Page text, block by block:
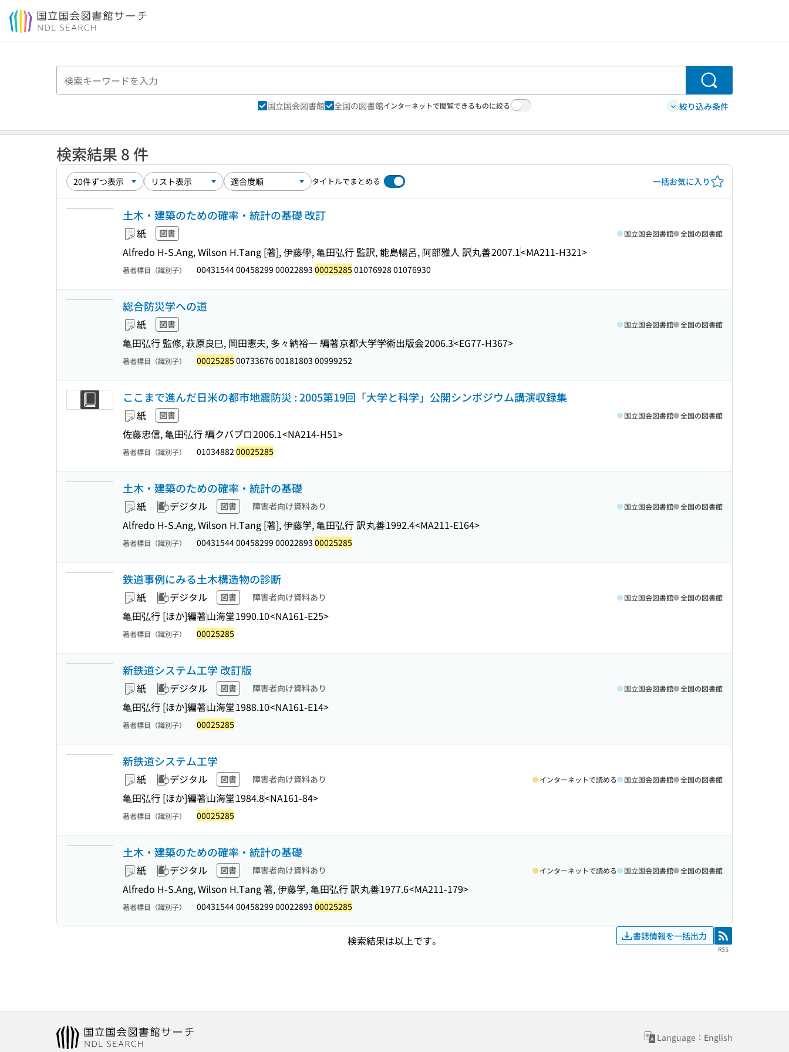
本文へ移動
検索
国立国会図書館 全国の図書館インターネットで閲覧できるものに絞る 絞り込み条件
検索結果 8 件
タイトルでまとめる 一括お気に入り
土木・建築のための確率・統計の基礎 改訂
紙 図書
Alfredo H-S.Ang, Wilson H.Tang [著], 伊藤學, 亀田弘行 監訳, 能島暢呂, 阿部雅人 訳丸善2007.1<MA211-H321>
国立国会図書館 全国の図書館
著者標目（識別子） 00431544 00458299 00022893 00025285 01076928 01076930
総合防災学への道
紙 図書
亀田弘行 監修, 萩原良巳, 岡田憲夫, 多々納裕一 編著京都大学学術出版会2006.3<EG77-H367>
国立国会図書館 全国の図書館
著者標目（識別子） 00025285 00733676 00181803 00999252
ここまで進んだ日米の都市地震防災 : 2005第19回「大学と科学」公開シンポジウム講演収録集
紙 図書
佐藤忠信, 亀田弘行 編クバプロ2006.1<NA214-H51>
国立国会図書館 全国の図書館
著者標目（識別子） 01034882 00025285
土木・建築のための確率・統計の基礎
紙 デジタル 図書 障害者向け資料あり
Alfredo H-S.Ang, Wilson H.Tang [著], 伊藤学, 亀田弘行 訳丸善1992.4<MA211-E164>
国立国会図書館 全国の図書館
著者標目（識別子） 00431544 00458299 00022893 00025285
鉄道事例にみる土木構造物の診断
紙 デジタル 図書 障害者向け資料あり
亀田弘行 [ほか]編著山海堂1990.10<NA161-E25>
国立国会図書館 全国の図書館
著者標目（識別子） 00025285
新鉄道システム工学 改訂版
紙 デジタル 図書 障害者向け資料あり
亀田弘行 [ほか]編著山海堂1988.10<NA161-E14>
国立国会図書館 全国の図書館
著者標目（識別子） 00025285
新鉄道システム工学
紙 デジタル 図書 障害者向け資料あり
亀田弘行 [ほか]編著山海堂1984.8<NA161-84>
インターネットで読める 国立国会図書館 全国の図書館
著者標目（識別子） 00025285
土木・建築のための確率・統計の基礎
紙 デジタル 図書 障害者向け資料あり
Alfredo H-S.Ang, Wilson H.Tang 著, 伊藤学, 亀田弘行 訳丸善1977.6<MA211-179>
インターネットで読める 国立国会図書館 全国の図書館
著者標目（識別子） 00431544 00458299 00022893 00025285
検索結果は以上です。 書誌情報を一括出力 RSS
RSS
Language：English